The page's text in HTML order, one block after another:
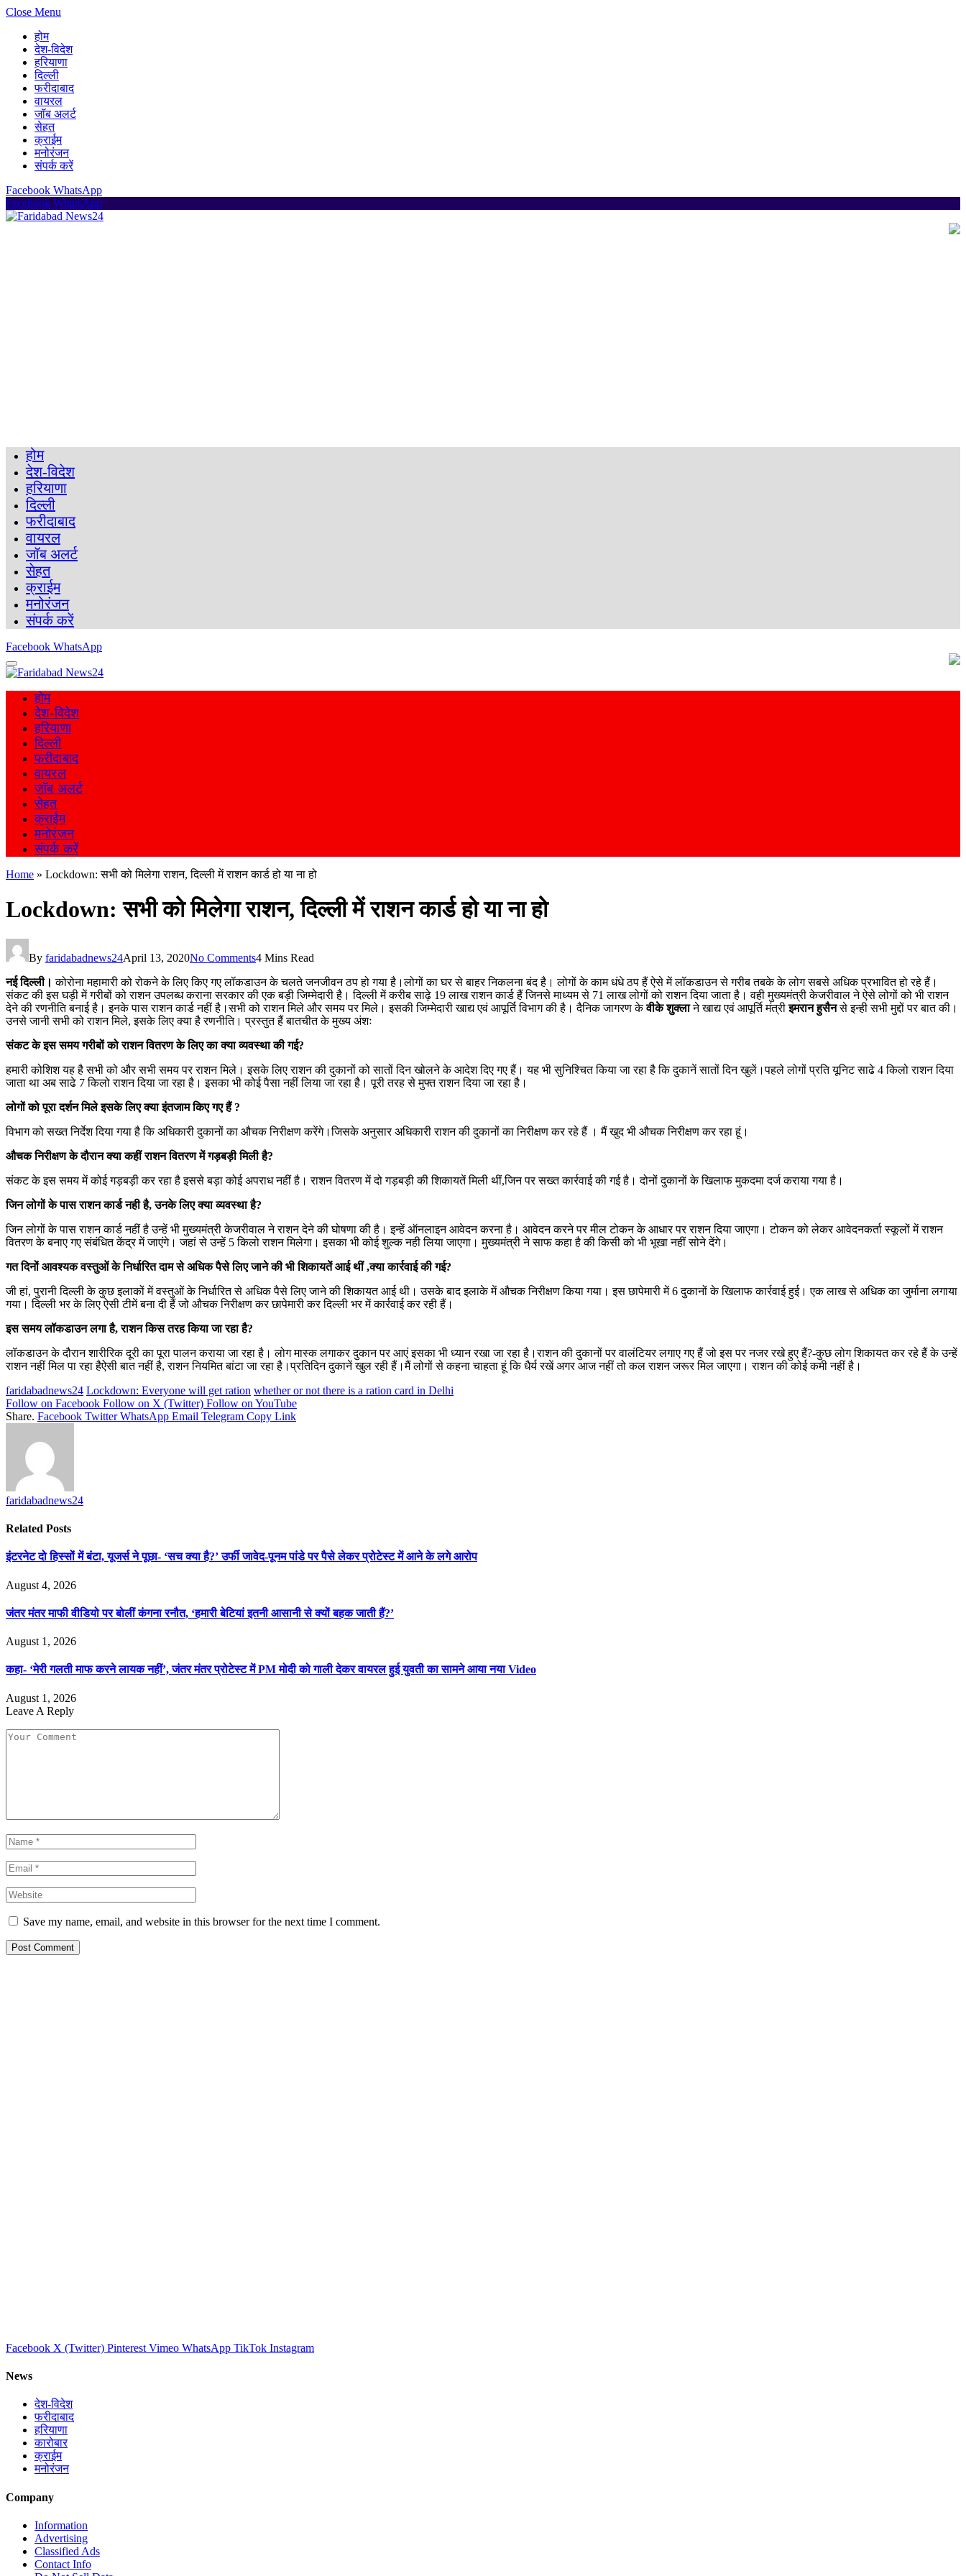
Close Menu
होम
देश-विदेश
हरियाणा
दिल्ली
फरीदाबाद
वायरल
जॉब अलर्ट
सेहत
क्राईम
मनोरंजन
संपर्क करें
Facebook WhatsApp
Facebook WhatsApp
होम
देश-विदेश
हरियाणा
दिल्ली
फरीदाबाद
वायरल
जॉब अलर्ट
सेहत
क्राईम
मनोरंजन
संपर्क करें
Facebook WhatsApp
होम
देश-विदेश
हरियाणा
दिल्ली
फरीदाबाद
वायरल
जॉब अलर्ट
सेहत
क्राईम
मनोरंजन
संपर्क करें
Home » Lockdown: सभी को मिलेगा राशन, दिल्ली में राशन कार्ड हो या ना हो
Lockdown: सभी को मिलेगा राशन, दिल्ली में राशन कार्ड हो या ना हो
By faridabadnews24April 13, 2020No Comments4 Mins Read
नई दिल्ली। कोरोना महामारी को रोकने के लिए किए गए लॉकडाउन के चलते जनजीवन ठप हो गया है।लोगों का घर से बाहर निकलना बंद है। लोगों के काम धंधे ठप हैं ऐसे में लॉकडाउन से गरीब तबके के लोग सबसे अधिक प्रभावित हो रहे हैं।
संकट की इस घड़ी में गरीबों को राशन उपलब्ध कराना सरकार की एक बड़ी जिम्मेदारी है। दिल्ली में करीब साढ़े 19 लाख राशन कार्ड हैं जिनसे माध्यम से 71 लाख लोगों को राशन दिया जाता है। वही मुख्यमंत्री केजरीवाल ने ऐसे लोगों को भी राशन
देने की रणनीति बनाई है। इनके पास राशन कार्ड नहीं है।सभी को राशन मिले और समय पर मिले। इसकी जिम्मेदारी खाद्य एवं आपूर्ति विभाग की है। दैनिक जागरण केवीके शुक्लाने खाद्य एवं आपूर्ति मंत्रीइमरान हुसैनसे इन्ही सभी मुद्दों पर बात की।
उनसे जानी सभी को राशन मिले, इसके लिए क्या है रणनीति। प्रस्तुत हैं बातचीत के मुख्य अंशः
संकट के इस समय गरीबों को राशन वितरण के लिए का क्या व्यवस्था की गई?
हमारी कोशिश यह है सभी को और सभी समय पर राशन मिले। इसके लिए राशन की दुकानों को सातों दिन खोलने के आदेश दिए गए हैं। यह भी सुनिश्चित किया जा रहा है कि दुकानें सातों दिन खुलें।पहले लोगों प्रति यूनिट साढे 4 किलो राशन दिया
जाता था अब साढे 7 किलो राशन दिया जा रहा है। इसका भी कोई पैसा नहीं लिया जा रहा है। पूरी तरह से मुफ्त राशन दिया जा रहा है।
लोगों को पूरा दर्शन मिले इसके लिए क्या इंतजाम किए गए हैं ?
विभाग को सख्त निर्देश दिया गया है कि अधिकारी दुकानों का औचक निरीक्षण करेंगे।जिसके अनुसार अधिकारी राशन की दुकानों का निरीक्षण कर रहे हैं । मैं खुद भी औचक निरीक्षण कर रहा हूं।
औचक निरीक्षण के दौरान क्या कहीं राशन वितरण में गड़बड़ी मिली है?
संकट के इस समय में कोई गड़बड़ी कर रहा है इससे बड़ा कोई अपराध नहीं है। राशन वितरण में दो गड़बड़ी की शिकायतें मिली थीं,जिन पर सख्त कार्रवाई की गई है। दोनों दुकानों के खिलाफ मुकदमा दर्ज कराया गया है।
जिन लोगों के पास राशन कार्ड नही है, उनके लिए क्या व्यवस्था है?
जिन लोगों के पास राशन कार्ड नहीं है उन्हें भी मुख्यमंत्री केजरीवाल ने राशन देने की घोषणा की है। इन्हें ऑनलाइन आवेदन करना है। आवेदन करने पर मील टोकन के आधार पर राशन दिया जाएगा। टोकन को लेकर आवेदनकर्ता स्कूलों में राशन
वितरण के बनाए गए संबंधित केंद्र में जाएंगे। जहां से उन्हें 5 किलो राशन मिलेगा। इसका भी कोई शुल्क नही लिया जाएगा। मुख्यमंत्री ने साफ कहा है की किसी को भी भूखा नहीं सोने देंगे।
गत दिनों आवश्यक वस्तुओं के निर्धारित दाम से अधिक पैसे लिए जाने की भी शिकायतें आई थीं ,क्या कार्रवाई की गई?
जी हां, पुरानी दिल्ली के कुछ इलाकों में वस्तुओं के निर्धारित से अधिक पैसे लिए जाने की शिकायत आई थी। उसके बाद इलाके में औचक निरीक्षण किया गया। इस छापेमारी में 6 दुकानों के खिलाफ कार्रवाई हुई। एक लाख से अधिक का जुर्माना लगाया
गया। दिल्ली भर के लिए ऐसी टीमें बना दी हैं जो औचक निरीक्षण कर छापेमारी कर दिल्ली भर में कार्रवाई कर रही हैं।
इस समय लॉकडाउन लगा है, राशन किस तरह किया जा रहा है?
लॉकडाउन के दौरान शारीरिक दूरी का पूरा पालन कराया जा रहा है। लोग मास्क लगाकर दुकान पर आएं इसका भी ध्यान रखा जा रहा है।राशन की दुकानों पर वालंटियर लगाए गए हैं जो इस पर नजर रखे हुए हैं?-कुछ लोग शिकायत कर रहे हैं के उन्हें
राशन नहीं मिल पा रहा हैऐसी बात नहीं है, राशन नियमित बांटा जा रहा है।प्रतिदिन दुकानें खुल रही हैं।मैं लोगों से कहना चाहता हूं कि धैर्य रखें अगर आज नहीं तो कल राशन जरूर मिल जाएगा। राशन की कोई कमी नहीं है।
faridabadnews24 Lockdown: Everyone will get ration whether or not there is a ration card in Delhi
Follow on Facebook Follow on X (Twitter) Follow on YouTube
Share. Facebook Twitter WhatsApp Email Telegram Copy Link
faridabadnews24
Related Posts
इंटरनेट दो हिस्सों में बंटा, यूजर्स ने पूछा- ‘सच क्या है?’ उर्फी जावेद-पूनम पांडे पर पैसे लेकर प्रोटेस्ट में आने के लगे आरोप
August 4, 2026
जंतर मंतर माफी वीडियो पर बोलीं कंगना रनौत, ‘हमारी बेटियां इतनी आसानी से क्यों बहक जाती हैं?’
August 1, 2026
कहा- ‘मेरी गलती माफ करने लायक नहीं’, जंतर मंतर प्रोटेस्ट में PM मोदी को गाली देकर वायरल हुई युवती का सामने आया नया Video
August 1, 2026
Leave A Reply
Save my name, email, and website in this browser for the next time I comment.
Facebook X (Twitter) Pinterest Vimeo WhatsApp TikTok Instagram
News
देश-विदेश
फरीदाबाद
हरियाणा
कारोबार
क्राईम
मनोरंजन
Company
Information
Advertising
Classified Ads
Contact Info